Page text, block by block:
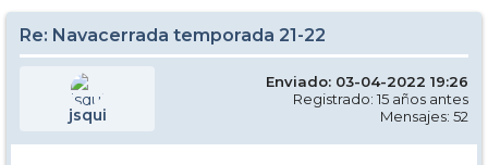
Re: Navacerrada temporada 21-22
jsqui
Enviado: 03-04-2022 19:26
Registrado: 15 años antes
Mensajes: 52